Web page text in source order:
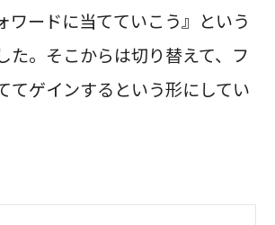
ワードに当てていこう』という
た。そこからは切り替えて、フ
てゲインするという形にしてい